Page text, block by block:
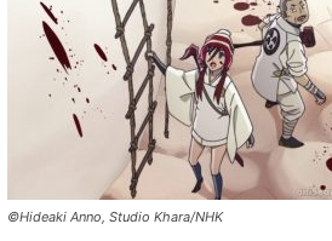
©Hideaki Anno, Studio Khara/NHK